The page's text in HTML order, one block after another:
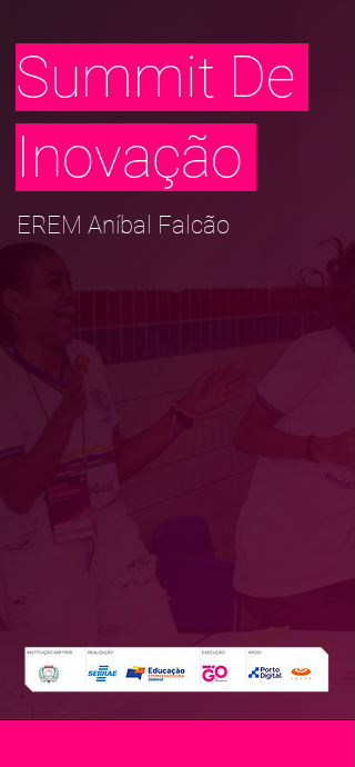
Summit De
Inovação
EREM Aníbal Falcão